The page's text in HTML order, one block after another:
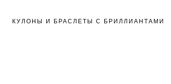
КУЛОНЫ И БРАСЛЕТЫ С БРИЛЛИАНТАМИ